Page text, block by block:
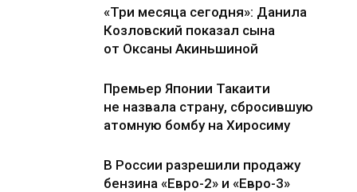
«Три месяца сегодня»: Данила
Козловский показал сына
от Оксаны Акиньшиной
Премьер Японии Такаити
не назвала страну, сбросившую
атомную бомбу на Хиросиму
В России разрешили продажу
бензина «Евро-2» и «Евро-3»